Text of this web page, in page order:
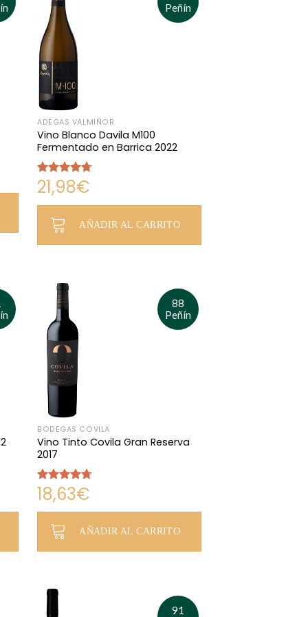
Peñín
ADEGAS VALMIÑOR
Vino Blanco Davila M100
Fermentado en Barrica 2022
Valorado
con4.69
de 5
21,98€
AÑADIR AL CARRITO
88
Peñín
BODEGAS COVILA
Vino Tinto Covila Gran Reserva
2017
Valorado
con4.67
de 5
18,63€
AÑADIR AL CARRITO
91